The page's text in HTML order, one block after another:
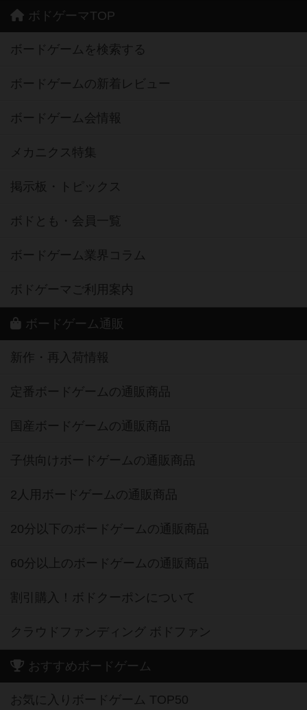
ボドゲーマTOP
ボードゲームを検索する
ボードゲームの新着レビュー
ボードゲーム会情報
メカニクス特集
掲示板・トピックス
ボドとも・会員一覧
ボードゲーム業界コラム
ボドゲーマご利用案内
ボードゲーム通販
新作・再入荷情報
定番ボードゲームの通販商品
国産ボードゲームの通販商品
子供向けボードゲームの通販商品
2人用ボードゲームの通販商品
20分以下のボードゲームの通販商品
60分以上のボードゲームの通販商品
割引購入！ボドクーポンについて
クラウドファンディング ボドファン
おすすめボードゲーム
お気に入りボードゲーム TOP50